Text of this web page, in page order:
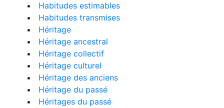
Habitudes estimables
Habitudes transmises
Héritage
Héritage ancestral
Héritage collectif
Héritage culturel
Héritage des anciens
Héritage du passé
Héritages du passé